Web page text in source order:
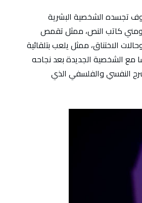
تجسده الشخصية البشرية
كاتب النص، ممثل تقمص
الاختناق، ممثل يلعب بتلقائية
مع الشخصية الجديدة بعد نجاحه
المسرح النفسي والفلسفي الذي